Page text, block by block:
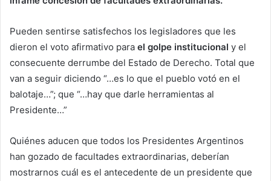
Pueden sentirse satisfechos los legisladores que les
dieron el voto afirmativo para el golpe institucional y el
consecuente derrumbe del Estado de Derecho. Total que
van a seguir diciendo “…es lo que el pueblo votó en el
balotaje…”; que “…hay que darle herramientas al
Presidente…”
Quiénes aducen que todos los Presidentes Argentinos
han gozado de facultades extraordinarias, deberían
mostrarnos cuál es el antecedente de un presidente que